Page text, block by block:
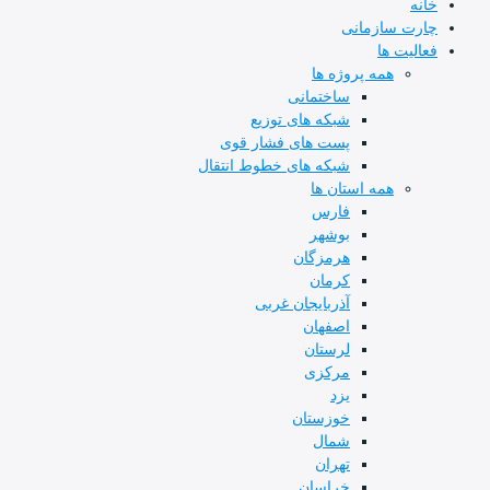
سازمانی
ها
همه پروژه ها
ساختمانی
شبکه های توزیع
پست های فشار قوی
شبکه های خطوط انتقال
همه استان ها
هرمزگان
آذربایجان غربی
خوزستان